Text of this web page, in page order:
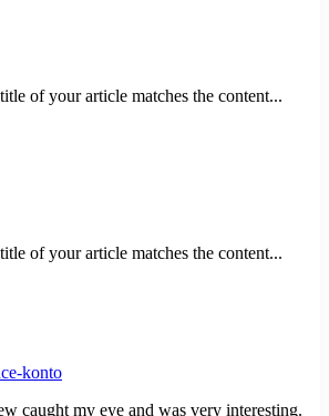
of your article matches the content...
of your article matches the content...
konto
caught my eye and was very interesting.